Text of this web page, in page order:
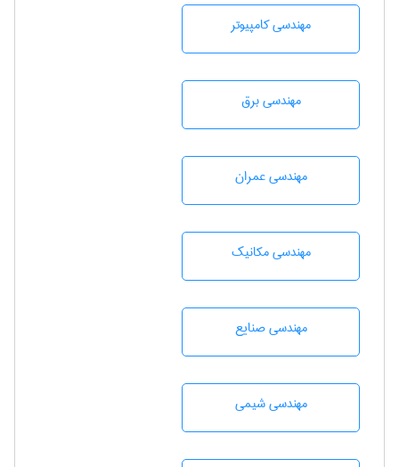
مهندسی كامپيوتر
مهندسی برق
مهندسی عمران
مهندسی مکانیک
مهندسی صنايع
مهندسي شيمی